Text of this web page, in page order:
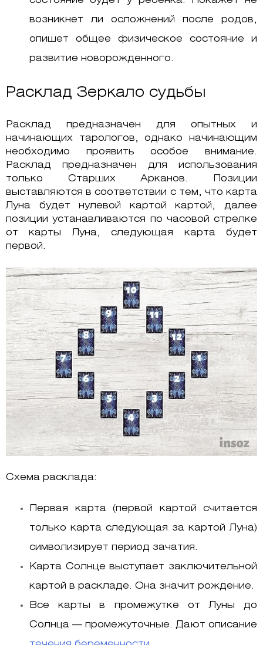
возникнет ли осложнений после родов,
опишет общее физическое состояние и
развитие новорожденного.
Расклад Зеркало судьбы
Расклад предназначен для опытных и
начинающих тарологов, однако начинающим
необходимо проявить особое внимание.
Расклад предназначен для использования
только Старших Арканов. Позиции
выставляются в соответствии с тем, что карта
Луна будет нулевой картой картой, далее
позиции устанавливаются по часовой стрелке
от карты Луна, следующая карта будет
первой.
Схема расклада:
Первая карта (первой картой считается
только карта следующая за картой Луна)
символизирует период зачатия.
Карта Солнце выступает заключительной
картой в раскладе. Она значит рождение.
Все карты в промежутке от Луны до
Солнца — промежуточные. Дают описание